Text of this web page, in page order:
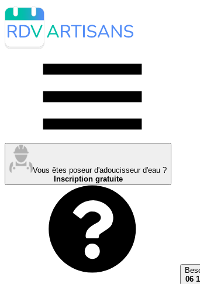
Vous êtes poseur d'adoucisseur d'eau ?
Inscription gratuite
06